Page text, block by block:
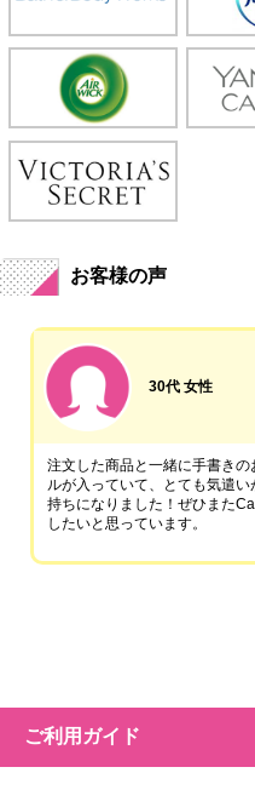
お客様の声
30代 女性
注文した商品と一緒に手書き
ルが入っていて、とても気遣
持ちになりました！ぜひまた
したいと思っています。
ご利用ガイド